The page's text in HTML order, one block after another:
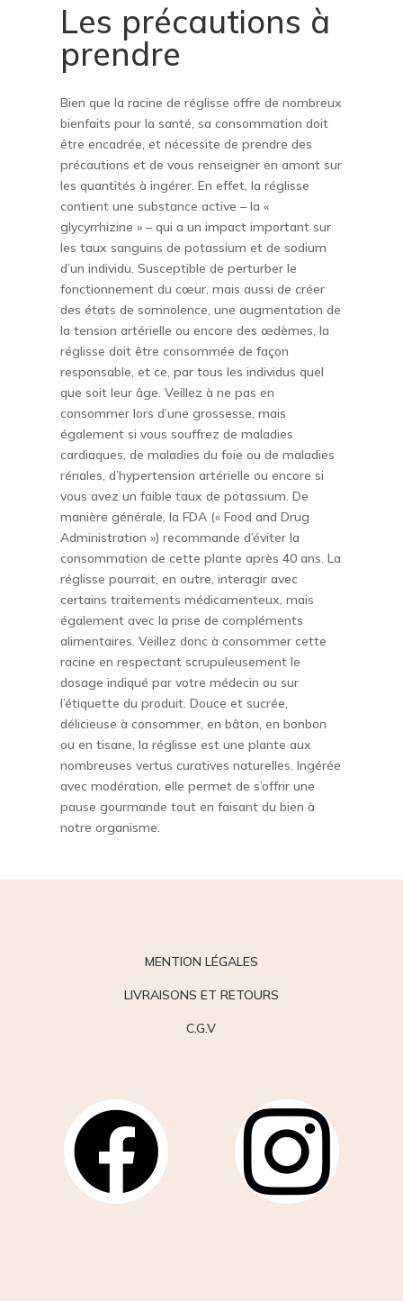
Les précautions à
prendre
Bien que la racine de réglisse offre de nombreux
bienfaits pour la santé, sa consommation doit
être encadrée, et nécessite de prendre des
précautions et de vous renseigner en amont sur
les quantités à ingérer. En effet, la réglisse
contient une substance active – la «
glycyrrhizine » – qui a un impact important sur
les taux sanguins de potassium et de sodium
d’un individu. Susceptible de perturber le
fonctionnement du cœur, mais aussi de créer
des états de somnolence, une augmentation de
la tension artérielle ou encore des œdèmes, la
réglisse doit être consommée de façon
responsable, et ce, par tous les individus quel
que soit leur âge. Veillez à ne pas en
consommer lors d’une grossesse, mais
également si vous souffrez de maladies
cardiaques, de maladies du foie ou de maladies
rénales, d’hypertension artérielle ou encore si
vous avez un faible taux de potassium. De
manière générale, la FDA (« Food and Drug
Administration ») recommande d’éviter la
consommation de cette plante après 40 ans. La
réglisse pourrait, en outre, interagir avec
certains traitements médicamenteux, mais
également avec la prise de compléments
alimentaires. Veillez donc à consommer cette
racine en respectant scrupuleusement le
dosage indiqué par votre médecin ou sur
l’étiquette du produit. Douce et sucrée,
délicieuse à consommer, en bâton, en bonbon
ou en tisane, la réglisse est une plante aux
nombreuses vertus curatives naturelles. Ingérée
avec modération, elle permet de s’offrir une
pause gourmande tout en faisant du bien à
notre organisme.
MENTION LÉGALES
LIVRAISONS ET RETOURS
C.G.V
 